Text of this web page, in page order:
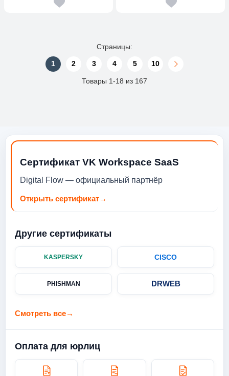
Страницы:
1 2 3 4 5 10
Товары 1-18 из 167
Сертификат VK Workspace SaaS
Digital Flow — официальный партнёр
Открыть сертификат→
Другие сертификаты
KASPERSKY CISCO
PHISHMAN DRWEB
Смотреть все→
Оплата для юрлиц